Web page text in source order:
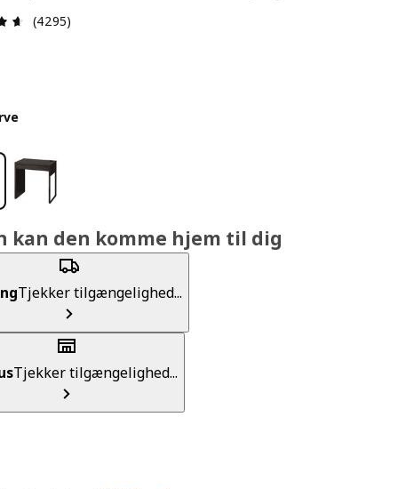
Anmeldelse: 4.6 Ud af 5 Stjerner. Anmeldelser i alt: 4295
(4295)
kan den komme hjem til dig
Tjekker tilgængelighed...
Tjekker tilgængelighed...